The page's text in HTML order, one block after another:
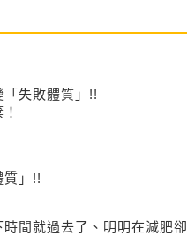
失敗體質」!!
質」!!
間就過去了、明明在減肥卻